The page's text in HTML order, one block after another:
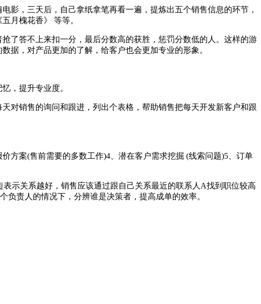
，三天后，自己拿纸拿笔再看一遍，提炼出五个销售信息的环节，
月槐花香》 等等。
答不上来扣一分，最后分数高的获胜，惩罚分数低的人。这样的游
据，对产品更加的了解，给客户也会更加专业的形象。
，提升专业度。
销售的询问和跟进，列出个表格，帮助销售把每天开发新客户和跟
案(售前需要的多数工作)4、潜在客户需求挖掘 (线索问题)5、订单
关系越好，销售应该通过跟自己关系最近的联系人A找到职位较高
责人的情况下，分辨谁是决策者，提高成单的效率。